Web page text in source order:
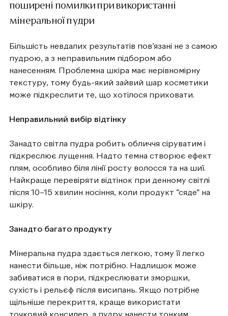
поширені помилки при використанні
мінеральної пудри
Більшість невдалих результатів пов’язані не з самою
пудрою, а з неправильним підбором або
нанесенням. Проблемна шкіра має нерівномірну
текстуру, тому будь-який зайвий шар косметики
може підкреслити те, що хотілося приховати.
Неправильний вибір відтінку
Занадто світла пудра робить обличчя сіруватим і
підкреслює лущення. Надто темна створює ефект
плям, особливо біля лінії росту волосся та на шиї.
Найкраще перевіряти відтінок при денному світлі
після 10–15 хвилин носіння, коли продукт “сяде” на
шкіру.
Занадто багато продукту
Мінеральна пудра здається легкою, тому її легко
нанести більше, ніж потрібно. Надлишок може
забиватися в пори, підкреслювати зморшки,
сухість і рельєф після висипань. Якщо потрібне
щільніше перекриття, краще використати